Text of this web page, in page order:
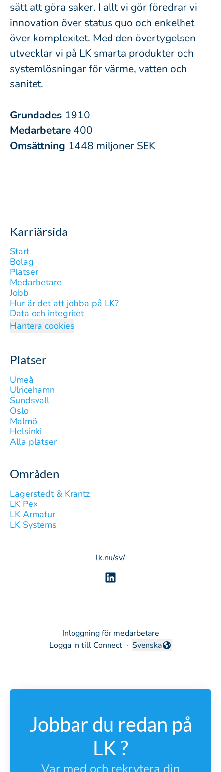
sätt att göra saker. I allt vi gör föredrar vi
innovation över status quo och enkelhet
över komplexitet. Med den övertygelsen
utvecklar vi på LK smarta produkter och
systemlösningar för värme, vatten och
sanitet.
Grundades 1910
Medarbetare 400
Omsättning 1448 miljoner SEK
Karriärsida
Start
Bolag
Platser
Medarbetare
Jobb
Hur är det att jobba på LK?
Data och integritet
Hantera cookies
Platser
Umeå
Ulricehamn
Sundsvall
Oslo
Malmö
Helsinki
Alla platser
Områden
Lagerstedt & Krantz
LK Pex
LK Armatur
LK Systems
lk.nu/sv/
Inloggning för medarbetare
Logga in till Connect · Byt språk
Svenska
Jobbar du redan på
LK ?
Var med och rekrytera din